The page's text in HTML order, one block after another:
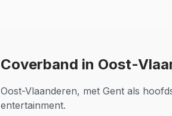
Coverband in Oost-
Oost-Vlaanderen, met Gent als
entertainment.